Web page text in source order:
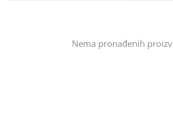
Nema pronađenih